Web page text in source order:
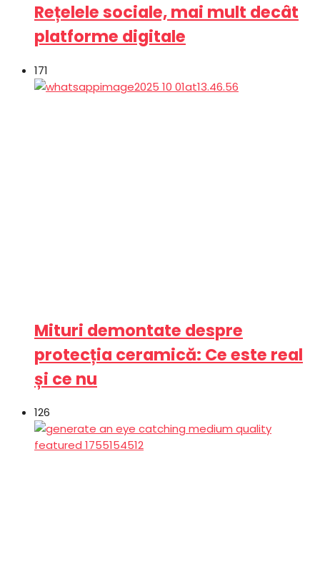
Rețelele sociale, mai mult decât
platforme digitale
171
Mituri demontate despre
protecția ceramică: Ce este real
și ce nu
126